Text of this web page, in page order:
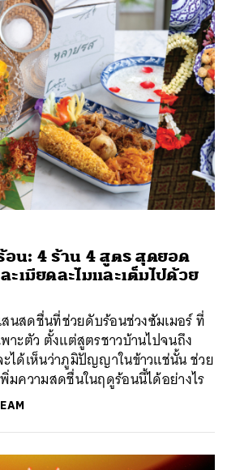
อน: 4 ร้าน 4 สูตร สุดยอด
เมียดละไมและเต็มไปด้วย
นสดชื่นที่ช่วยดับร้อนช่วงซัมเมอร์ ที่
าะตัว ตั้งแต่สูตรชาวบ้านไปจนถึง
ได้เห็นว่าภูมิปัญญาในข้าวแช่นั้น ช่วย
มความสดชื่นในฤดูร้อนนี้ได้อย่างไร